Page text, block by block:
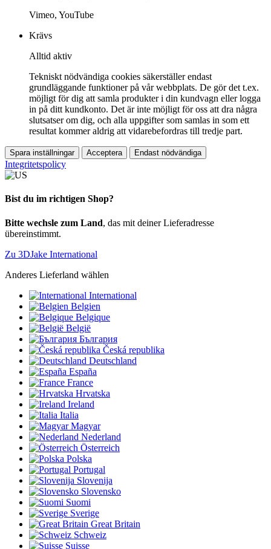
Vimeo, YouTube
Krävs
Alltid aktiv
Tekniskt nödvändiga cookies säkerställer endast
grundläggande funktioner på vår webbplats. De gör det t.ex.
möjligt för dig att samla produkter i din kundvagn eller logga
in på ditt kundkonto. Det är inte möjligt för oss att dra några
slutsatser om dig, och alla uppgifter som samlas in som ett
resultat kommer aldrig att vidarebefordras till tredje part.
Spara inställningar Acceptera Endast nödvändiga
Integritetspolicy
Bist du im richtigen Shop?
Bitte wechsle zum Land, das mit deiner Lieferadresse
übereinstimmt.
Zu 3DJake International
Anderes Lieferland wählen
International
Belgien
Belgique
België
България
Česká republika
Deutschland
España
France
Hrvatska
Ireland
Italia
Magyar
Nederland
Österreich
Polska
Portugal
Slovenija
Slovensko
Suomi
Sverige
Great Britain
Schweiz
Suisse